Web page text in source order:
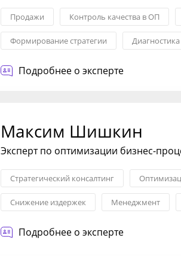
Продажи Контроль качества в ОП
Формирование стратегии
Построение отдела продаж
Подробнее о эксперте
Максим Шишкин
Эксперт по оптимизации бизнес-
Стратегический консалтинг
Снижение издержек Менеджмент
Проектное управление
Подробнее о эксперте